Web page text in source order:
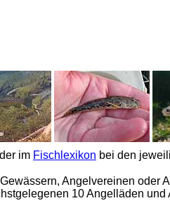
im Fischlexikon bei den
Angelvereinen oder
10 Angelläden